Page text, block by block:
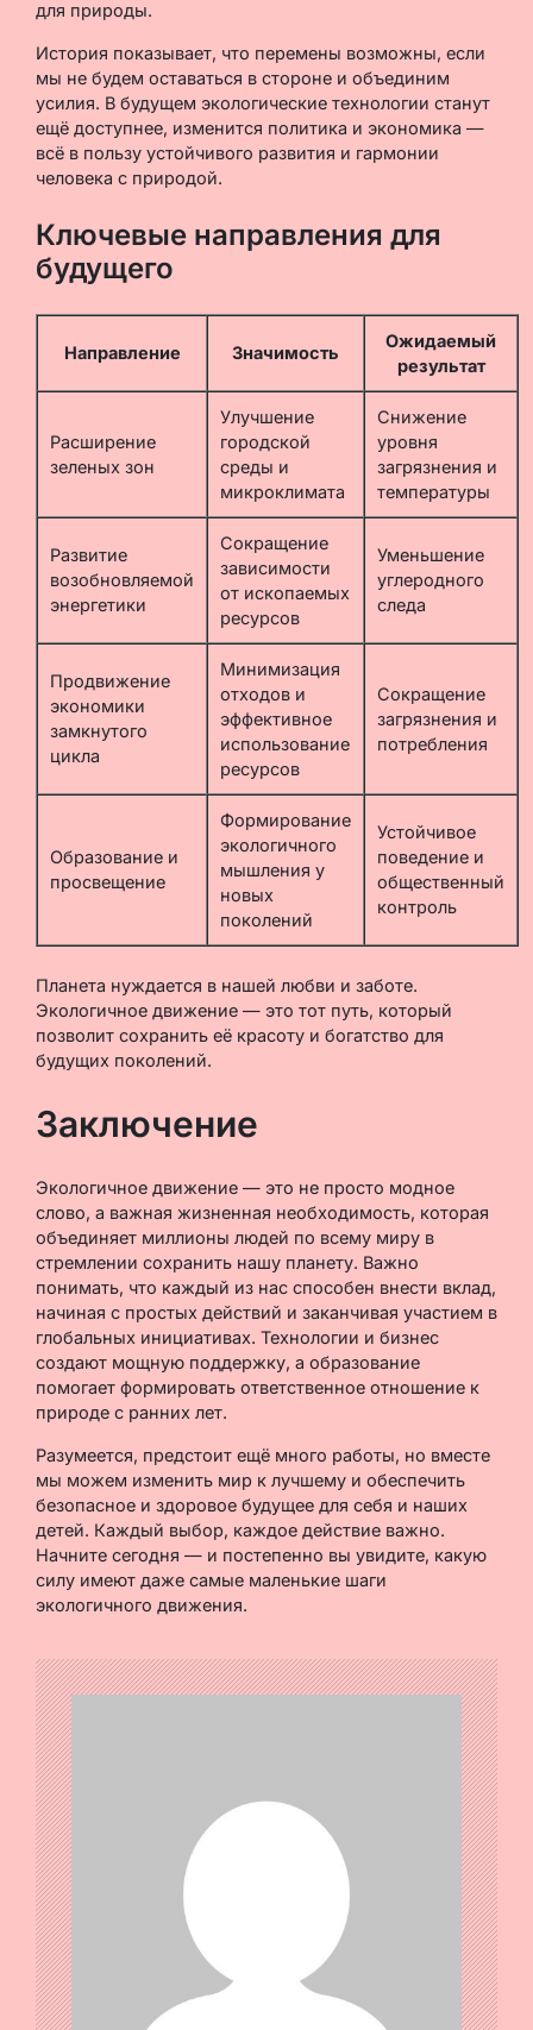
для природы.
История показывает, что перемены возможны, если
мы не будем оставаться в стороне и объединим
усилия. В будущем экологические технологии станут
ещё доступнее, изменится политика и экономика —
всё в пользу устойчивого развития и гармонии
человека с природой.
Ключевые направления для
будущего
Направление Значимость
Ожидаемый
результат
Расширение
зеленых зон
Улучшение
городской
среды и
микроклимата
Снижение
уровня
загрязнения и
температуры
Развитие
возобновляемой
энергетики
Сокращение
зависимости
от ископаемых
ресурсов
Уменьшение
углеродного
следа
Продвижение
экономики
замкнутого
цикла
Минимизация
отходов и
эффективное
использование
ресурсов
Сокращение
загрязнения и
потребления
Образование и
просвещение
Формирование
экологичного
мышления у
новых
поколений
Устойчивое
поведение и
общественный
контроль
Планета нуждается в нашей любви и заботе.
Экологичное движение — это тот путь, который
позволит сохранить её красоту и богатство для
будущих поколений.
Заключение
Экологичное движение — это не просто модное
слово, а важная жизненная необходимость, которая
объединяет миллионы людей по всему миру в
стремлении сохранить нашу планету. Важно
понимать, что каждый из нас способен внести вклад,
начиная с простых действий и заканчивая участием в
глобальных инициативах. Технологии и бизнес
создают мощную поддержку, а образование
помогает формировать ответственное отношение к
природе с ранних лет.
Разумеется, предстоит ещё много работы, но вместе
мы можем изменить мир к лучшему и обеспечить
безопасное и здоровое будущее для себя и наших
детей. Каждый выбор, каждое действие важно.
Начните сегодня — и постепенно вы увидите, какую
силу имеют даже самые маленькие шаги
экологичного движения.